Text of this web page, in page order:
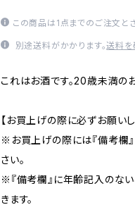
この商品は1点までのご注文と
別途送料がかかります。送料を
これはお酒です。20歳未満の
【お買上げの際に必ずお願いし
※お買上げの際には『備考欄
さい。
※『備考欄』に年齢記入のな
きます。